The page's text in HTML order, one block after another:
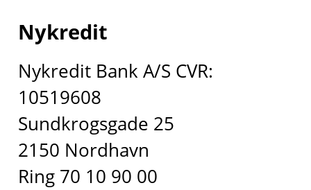
Nykredit
Nykredit Bank A/S CVR:
10519608
Sundkrogsgade 25
2150 Nordhavn
Ring 70 10 90 00